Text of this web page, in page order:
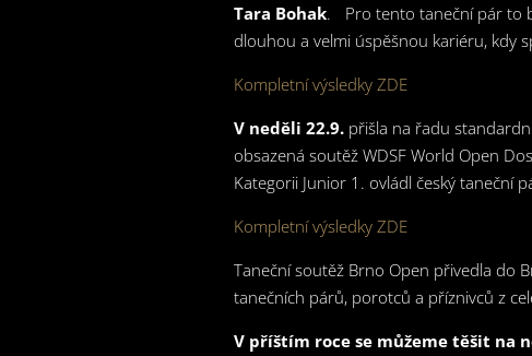
Tara Bohak. Pro tento taneční pár to
dlouhou a velmi úspěšnou kariéru, kdy
Kompletní výsledky ZDE
V neděli 22.9.přišla na řadu
obsazená soutěž WDSF World Open
Kategorii Junior 1. ovládl český taneční
Kompletní výsledky ZDE
Taneční soutěž Brno Open přivedla do
tanečních párů, porotců a příznivců z
V příštím roce se můžeme těšit na